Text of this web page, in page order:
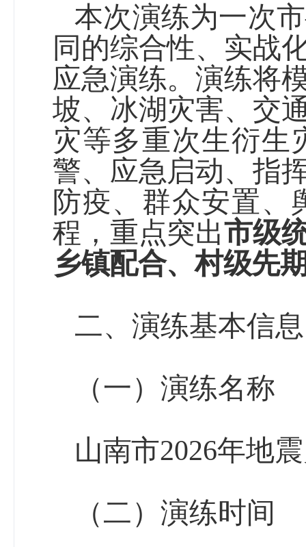
本次演练为一次市
同的综合性、实战
应急演练。演练将
坡、 冰湖灾害、交
灾等多重次生衍生
警、应急启动、指
防疫、群众安置、
程，重点突出市级
乡镇配合、村级先
二、 演练基本信息
（一） 演练名称
山南市2026年地
（二） 演练时间